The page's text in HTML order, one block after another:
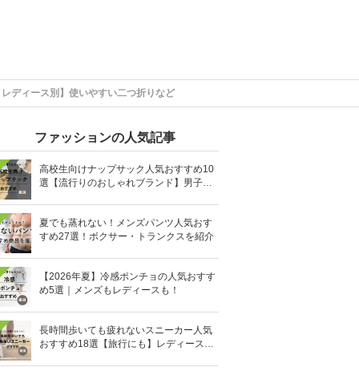
ディース別】使いやすい二つ折りなど
ファッションの人気記事
高校生向けナップサック人気おすすめ10
選【流行りのおしゃれブランド】男子・
夏でも蒸れない！メンズパンツ人気おす
すめ27選！ボクサー・トランクスを紹介
【2026年夏】冷感ポンチョの人気おすす
め5選｜メンズもレディースも！
長時間歩いても疲れないスニーカー人気
おすすめ18選【旅行にも】レディース・